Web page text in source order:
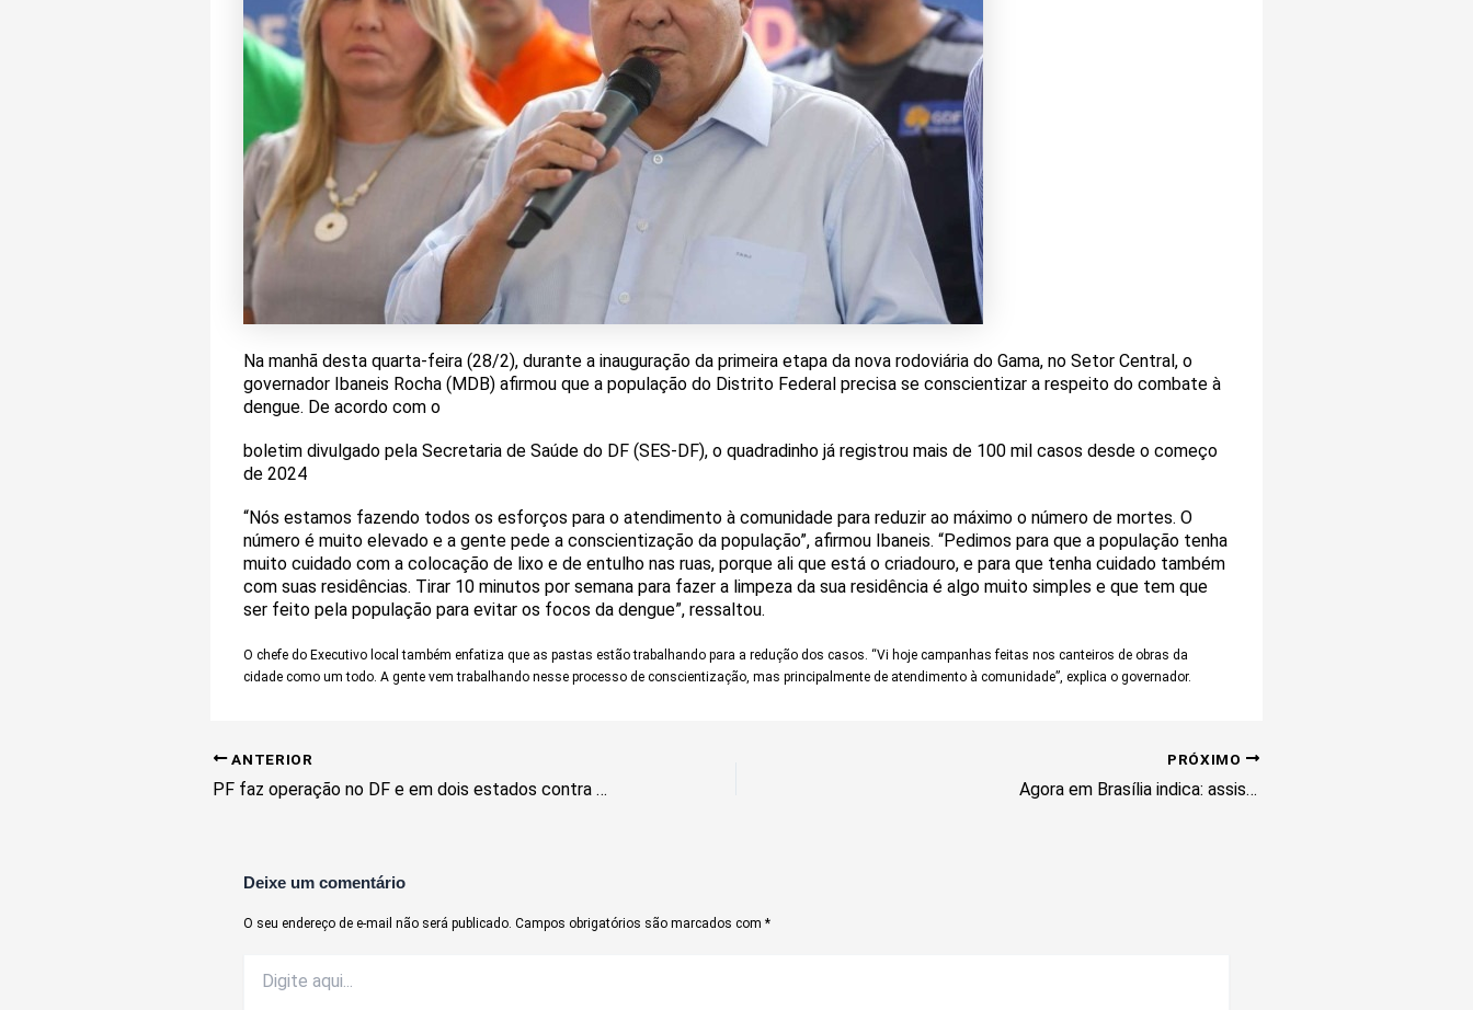
Na manhã desta quarta-feira (28/2), durante a inauguração da primeira etapa da nova rodoviária do Gama, no Setor Central, o
governador Ibaneis Rocha (MDB) afirmou que a população do Distrito Federal precisa se conscientizar a respeito do combate à
dengue. De acordo com o
boletim divulgado pela Secretaria de Saúde do DF (SES-DF), o quadradinho já registrou mais de 100 mil casos desde o começo
de 2024
“Nós estamos fazendo todos os esforços para o atendimento à comunidade para reduzir ao máximo o número de mortes. O
número é muito elevado e a gente pede a conscientização da população”, afirmou Ibaneis. “Pedimos para que a população tenha
muito cuidado com a colocação de lixo e de entulho nas ruas, porque ali que está o criadouro, e para que tenha cuidado também
com suas residências. Tirar 10 minutos por semana para fazer a limpeza da sua residência é algo muito simples e que tem que
ser feito pela população para evitar os focos da dengue”, ressaltou.
O chefe do Executivo local também enfatiza que as pastas estão trabalhando para a redução dos casos. “Vi hoje campanhas feitas nos canteiros de obras da
cidade como um todo. A gente vem trabalhando nesse processo de conscientização, mas principalmente de atendimento à comunidade”, explica o governador.
ANTERIOR
PF faz operação no DF e em dois estados contra fraude na CNH
PRÓXIMO
Agora em Brasília indica: assista ao filme ‘Todos Menos Você’ que já vendeu US$ 200 milhões nas bilheterias mundiais
Deixe um comentário
O seu endereço de e-mail não será publicado. Campos obrigatórios são marcados com *
aqui...